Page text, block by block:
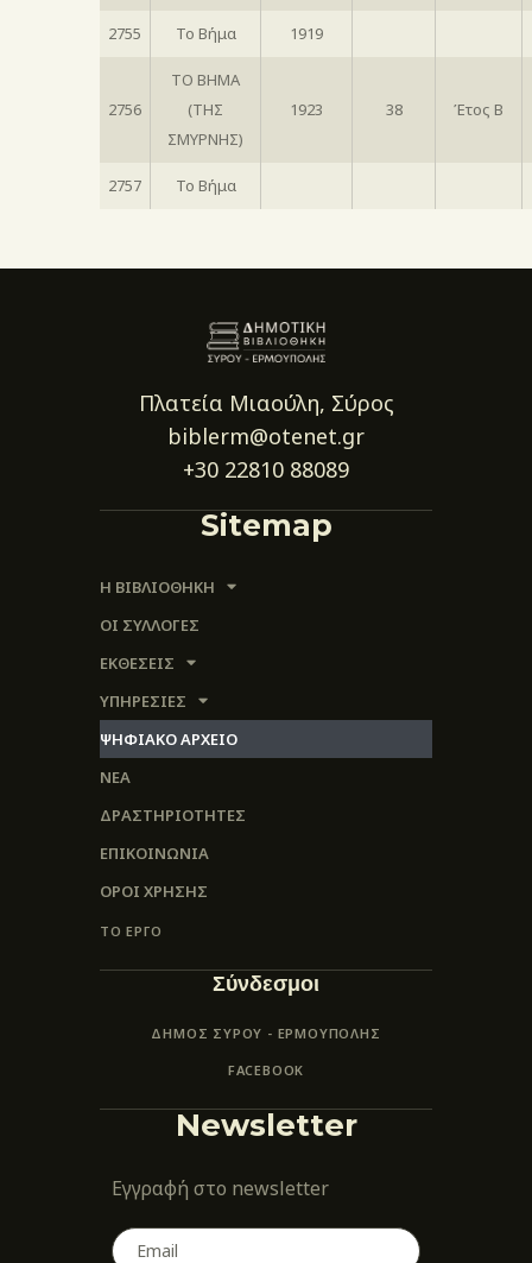
2755 Το Βήμα 1919
2756
ΤΟ ΒΗΜΑ
(ΤΗΣ
ΣΜΥΡΝΗΣ)
1923 38 Έτος Β
2757 Το Βήμα
Πλατεία Μιαούλη, Σύρος
biblerm@otenet.gr
+30 22810 88089
Sitemap
Η ΒΙΒΛΙΟΘΗΚΗ
ΟΙ ΣΥΛΛΟΓΈΣ
ΕΚΘΕΣΕΙΣ
ΥΠΗΡΕΣΙΕΣ
ΨΗΦΙΑΚΌ ΑΡΧΕΊΟ
ΝΕΑ
ΔΡΑΣΤΗΡΙΟΤΗΤΕΣ
ΕΠΙΚΟΙΝΩΝΊΑ
ΌΡΟΙ ΧΡΉΣΗΣ
ΤΟ ΕΡΓΟ
Σύνδεσμοι
ΔΗΜΟΣ ΣΥΡΟΥ - ΕΡΜΟΎΠΟΛΗΣ
FACEBOOK
Newsletter
Εγγραφή στο newsletter